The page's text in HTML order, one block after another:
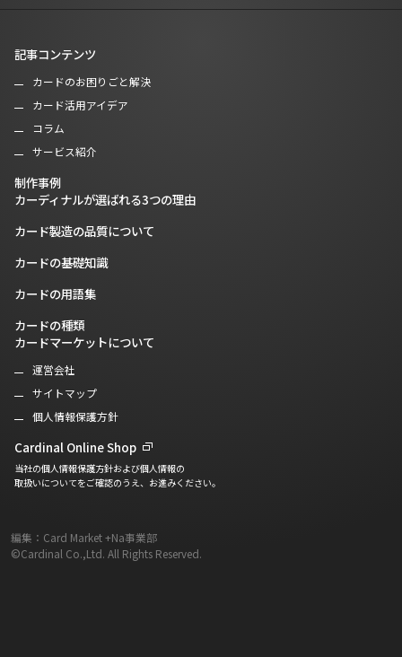
記事コンテンツ
カードのお困りごと解決
カード活用アイデア
コラム
サービス紹介
制作事例
カーディナルが選ばれる3つの理由
カード製造の品質について
カードの基礎知識
カードの用語集
カードの種類
カードマーケットについて
運営会社
サイトマップ
個人情報保護方針
Cardinal Online Shop
当社の個人情報保護方針および個人情報の
取扱いについてをご確認のうえ、お進みください。
編集：Card Market +Na事業部
©Cardinal Co.,Ltd. All Rights Reserved.